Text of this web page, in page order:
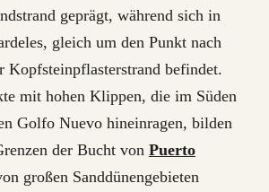
geprägt, während sich in
gleich um den Punkt nach
Kopfsteinpflasterstrand befindet.
mit hohen Klippen, die im Süden
Golfo Nuevo hineinragen, bilden
der Bucht von Puerto
großen Sanddünengebieten